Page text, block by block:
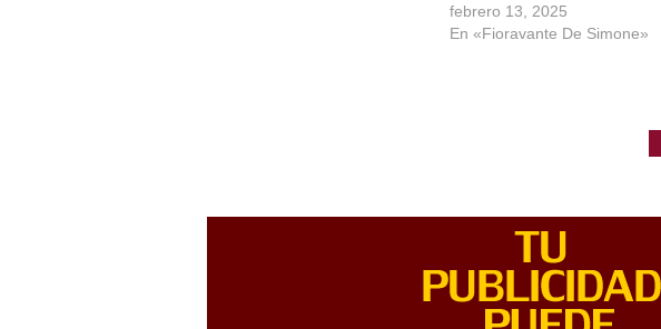
febrero 13, 2025
En «Fioravante De Simone»